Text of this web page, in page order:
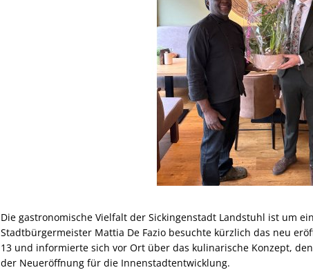
Die gastronomische Vielfalt der Sickingenstadt Landstuhl ist um
Stadtbürgermeister Mattia De Fazio besuchte kürzlich das neu
13 und informierte sich vor Ort über das kulinarische Konzept,
der Neueröffnung für die Innenstadtentwicklung.